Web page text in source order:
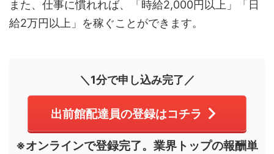
また、仕事に慣れれば、「時給2,000円以上」「日
給2万円以上」を稼ぐことができます。
＼1分で申し込み完了／
出前館配達員の登録はコチラ
※オンラインで登録完了。業界トップの報酬単